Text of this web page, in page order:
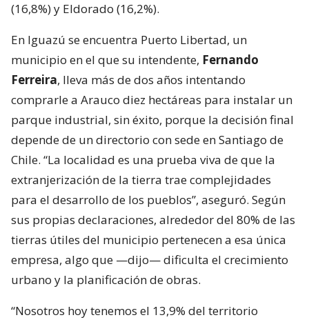
(16,8%) y Eldorado (16,2%).
En Iguazú se encuentra Puerto Libertad, un
municipio en el que su intendente, Fernando
Ferreira, lleva más de dos años intentando
comprarle a Arauco diez hectáreas para instalar un
parque industrial, sin éxito, porque la decisión final
depende de un directorio con sede en Santiago de
Chile. “La localidad es una prueba viva de que la
extranjerización de la tierra trae complejidades
para el desarrollo de los pueblos”, aseguró. Según
sus propias declaraciones, alrededor del 80% de las
tierras útiles del municipio pertenecen a esa única
empresa, algo que —dijo— dificulta el crecimiento
urbano y la planificación de obras.
“Nosotros hoy tenemos el 13,9% del territorio